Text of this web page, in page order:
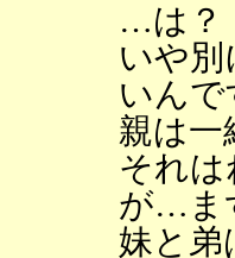
…は？
いや
いん
親は一
それ
が…ま
妹と弟